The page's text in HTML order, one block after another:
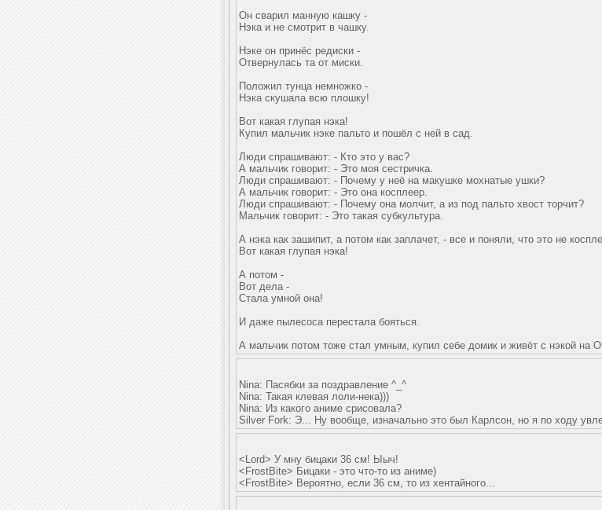
Он сварил манную кашку -
Нэка и не смотрит в чашку.
Нэке он принёс редиски -
Отвернулась та от миски.
Положил тунца немножко -
Нэка скушала всю плошку!
Вот какая глупая нэка!
Купил мальчик нэке пальто и пошёл с ней в сад.
Люди спрашивают: - Кто это у вас?
А мальчик говорит: - Это моя сестричка.
Люди спрашивают: - Почему у неё на макушке мохнатые ушки?
А мальчик говорит: - Это она косплеер.
Люди спрашивают: - Почему она молчит, а из под пальто хвост торчит?
Мальчик говорит: - Это такая субкультура.
А нэка как зашипит, а потом как заплачет, - все и поняли, что это не
Вот какая глупая нэка!
А потом -
Вот дела -
Стала умной она!
И даже пылесоса перестала бояться.
А мальчик потом тоже стал умным, купил себе домик и живёт с нэкой на
Nina: Пасябки за поздравление ^_^
Nina: Такая клевая лоли-нека)))
Nina: Из какого аниме срисовала?
Silver Fork: Э... Ну вообще, изначально это был Карлсон, но я по ходу
<Lord> У мну бицаки 36 см! Ыыч!
<FrostBite> Бицаки - это что-то из аниме)
<FrostBite> Вероятно, если 36 см, то из хентайного...